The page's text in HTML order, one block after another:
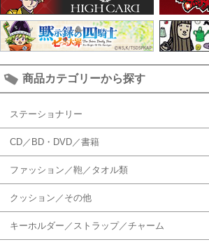
商品カテゴリーから探す
ステーショナリー
CD／BD・DVD／書籍
ファッション／鞄／タオル類
クッション／その他
キーホルダー／ストラップ／チャーム